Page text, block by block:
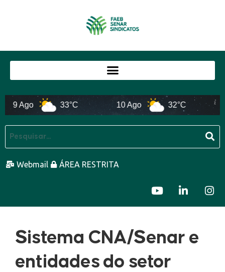
9 Ago 33°C 10 Ago 32°C 11
Webmail ÁREA RESTRITA
Sistema CNA/Senar e
entidades do setor